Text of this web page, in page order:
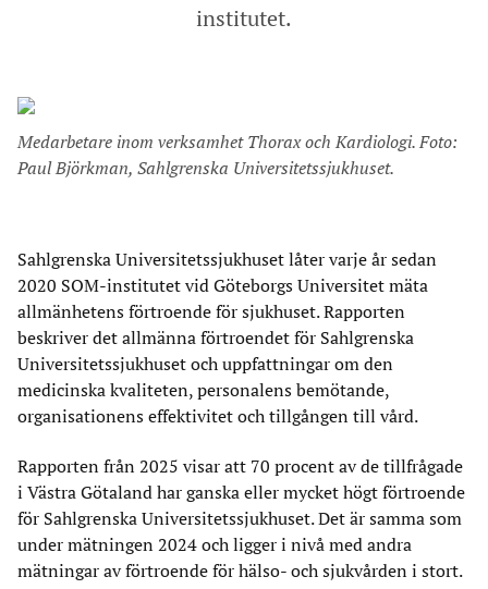
institutet.
Medarbetare inom verksamhet Thorax och Kardiologi. Foto:
Paul Björkman, Sahlgrenska Universitetssjukhuset.
Sahlgrenska Universitetssjukhuset låter varje år sedan
2020 SOM-institutet vid Göteborgs Universitet mäta
allmänhetens förtroende för sjukhuset. Rapporten
beskriver det allmänna förtroendet för Sahlgrenska
Universitetssjukhuset och uppfattningar om den
medicinska kvaliteten, personalens bemötande,
organisationens effektivitet och tillgången till vård.
Rapporten från 2025 visar att 70 procent av de tillfrågade
i Västra Götaland har ganska eller mycket högt förtroende
för Sahlgrenska Universitetssjukhuset. Det är samma som
under mätningen 2024 och ligger i nivå med andra
mätningar av förtroende för hälso- och sjukvården i stort.